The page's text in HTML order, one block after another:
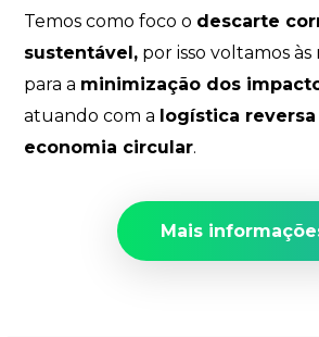
Temos como foco o descarte
sustentável, por isso voltamos às
para a minimização dos
atuando com a logística reversa
economia circular.
Mais